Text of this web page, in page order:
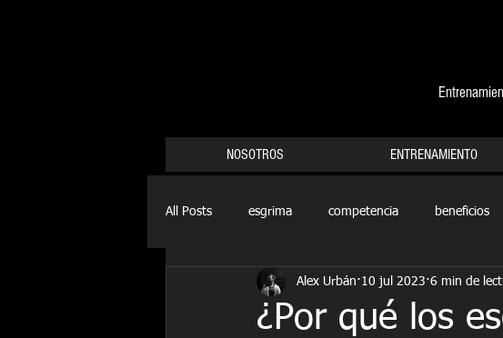
NOSOTROS ENTRENAMIENTO
All Posts esgrima competencia beneficios
historia Juegos Olímpicos
¿Por qué los
Alex Urbán 10 jul 2023 6 min de